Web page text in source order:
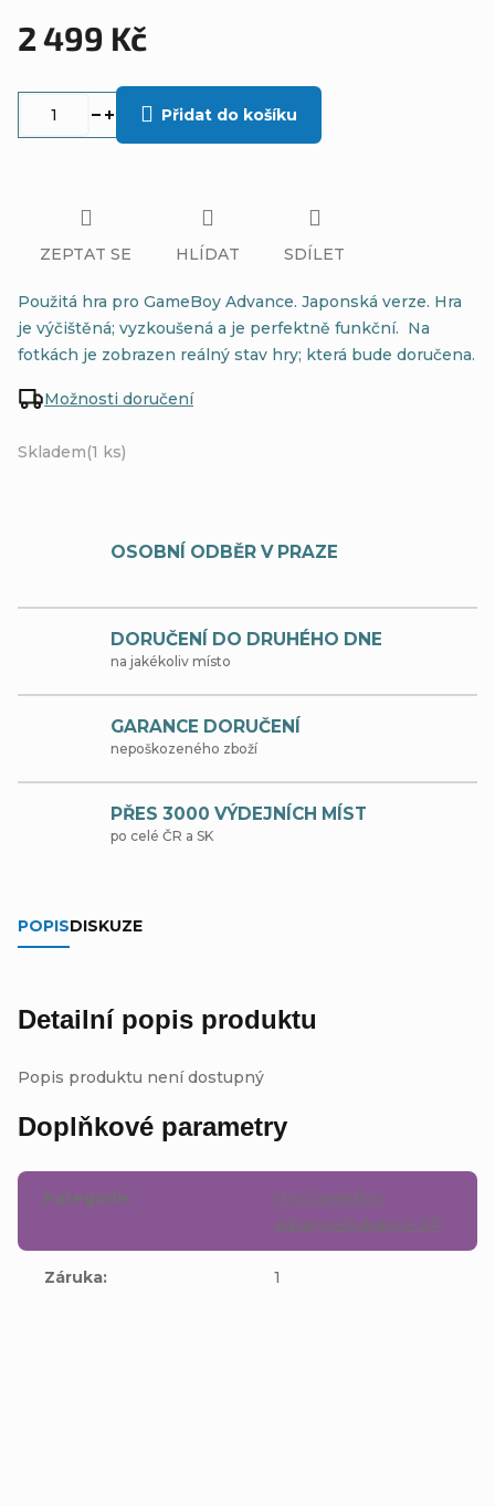
2 499 Kč
Skladem(1 ks)
Možnosti doručení
Přidat do košíku
Použitá hra pro GameBoy Advance. Japonská verze. Hra
je výčištěná; vyzkoušená a je perfektně funkční. Na
fotkách je zobrazen reálný stav hry; která bude doručena.
ZEPTAT SE HLÍDAT SDÍLET
OSOBNÍ ODBĚR V PRAZE
DORUČENÍ DO DRUHÉHO DNE
na jakékoliv místo
GARANCE DORUČENÍ
nepoškozeného zboží
PŘES 3000 VÝDEJNÍCH MÍST
po celé ČR a SK
POPISDISKUZE
Detailní popis produktu
Popis produktu není dostupný
Doplňkové parametry
Kategorie:
Hry GameBoy
Advance/Advance SP
Záruka: 1